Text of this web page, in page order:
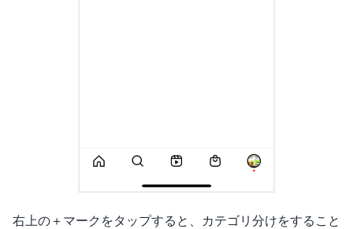
右上の＋マークをタップすると、カテゴリ分けをすること